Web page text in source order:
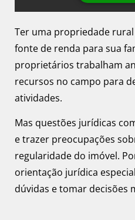
Ter uma propriedade
fonte de renda para sua
proprietários trabalham
recursos no campo para
atividades.
Mas questões jurídicas
e trazer preocupações
regularidade do imóvel.
orientação jurídica
dúvidas e tomar decisões